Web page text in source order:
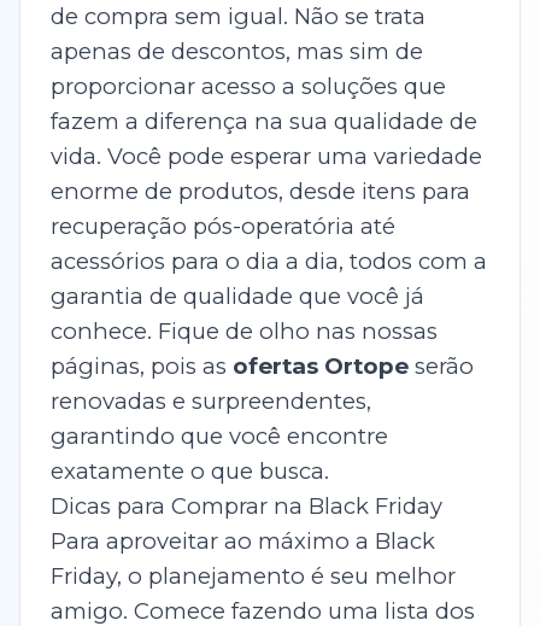
de compra sem igual. Não se trata
apenas de descontos, mas sim de
proporcionar acesso a soluções que
fazem a diferença na sua qualidade de
vida. Você pode esperar uma variedade
enorme de produtos, desde itens para
recuperação pós-operatória até
acessórios para o dia a dia, todos com a
garantia de qualidade que você já
conhece. Fique de olho nas nossas
páginas, pois as ofertas Ortopeserão
renovadas e surpreendentes,
garantindo que você encontre
exatamente o que busca.
Dicas para Comprar na Black Friday
Para aproveitar ao máximo a Black
Friday, o planejamento é seu melhor
amigo. Comece fazendo uma lista dos